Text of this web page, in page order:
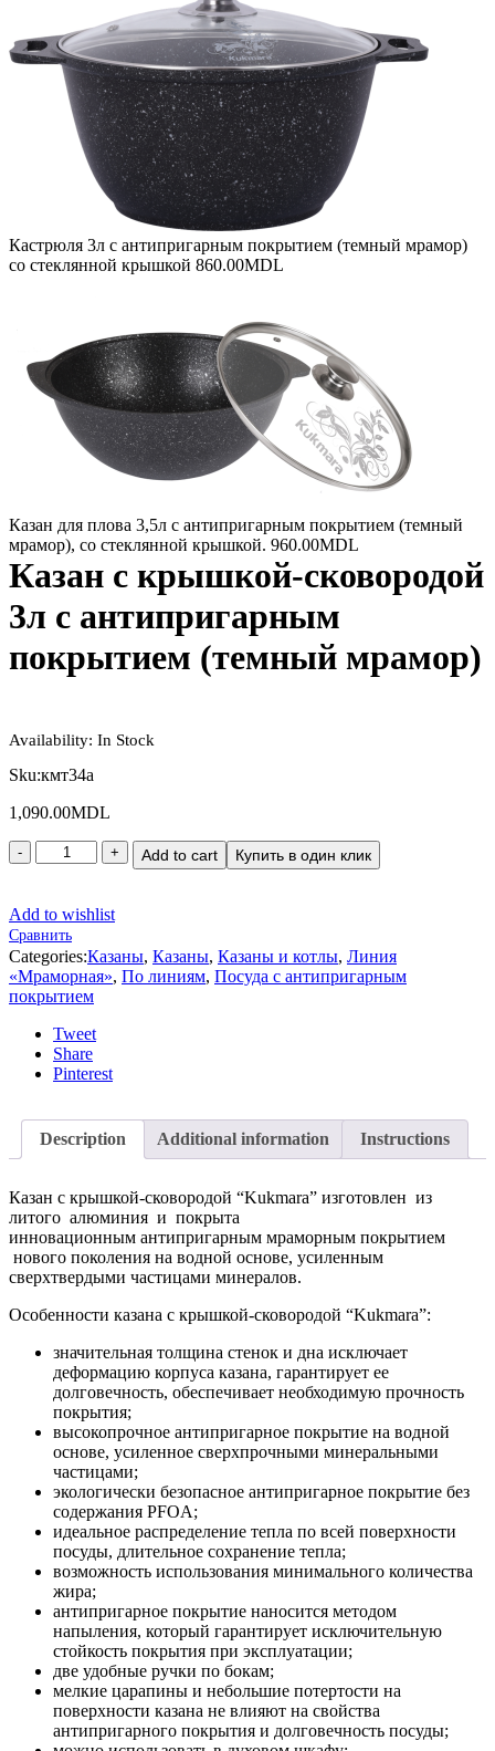
Кастрюля 3л с антипригарным покрытием (темный мрамор)
со стеклянной крышкой 860.00MDL
Казан для плова 3,5л c антипригарным покрытием (темный
мрамор), со стеклянной крышкой. 960.00MDL
Казан с крышкой-сковородой
3л с антипригарным
покрытием (темный мрамор)
Availability: In Stock
Sku:кмт34а
1,090.00MDL
Add to cart Купить в один клик
Add to wishlist
Сравнить
Categories:Казаны, Казаны, Казаны и котлы, Линия
«Мраморная», По линиям, Посуда с антипригарным
покрытием
Tweet
Share
Pinterest
Description Additional information Instructions
Казан с крышкой-сковородой “Kukmara” изготовлен из
литого алюминия и покрыта
инновационным антипригарным мраморным покрытием
нового поколения на водной основе, усиленным
сверхтвердыми частицами минералов.
Особенности казана с крышкой-сковородой “Kukmara”:
значительная толщина стенок и дна исключает
деформацию корпуса казана, гарантирует ее
долговечность, обеспечивает необходимую прочность
покрытия;
высокопрочное антипригарное покрытие на водной
основе, усиленное сверхпрочными минеральными
частицами;
экологически безопасное антипригарное покрытие без
содержания PFOA;
идеальное распределение тепла по всей поверхности
посуды, длительное сохранение тепла;
возможность использования минимального количества
жира;
антипригарное покрытие наносится методом
напыления, который гарантирует исключительную
стойкость покрытия при эксплуатации;
две удобные ручки по бокам;
мелкие царапины и небольшие потертости на
поверхности казана не влияют на свойства
антипригарного покрытия и долговечность посуды;